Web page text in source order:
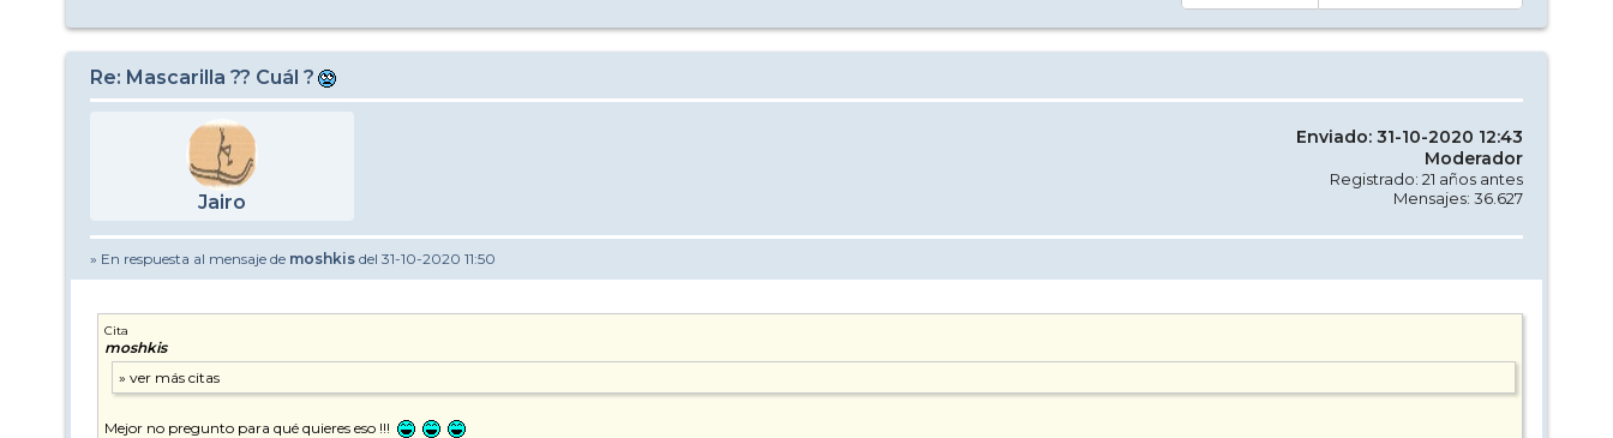
Re: Mascarilla ?? Cuál ?
Jairo
Enviado: 31-10-2020 12:43
Moderador
Registrado: 21 años antes
Mensajes: 36.627
» En respuesta al mensaje de moshkis del 31-10-2020 11:50
Cita
moshkis
Mejor no pregunto para qué quieres eso !!!